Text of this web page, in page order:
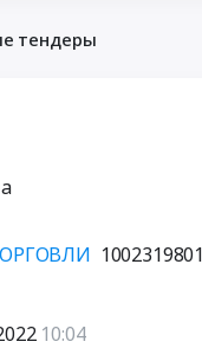
тендеры
10:04